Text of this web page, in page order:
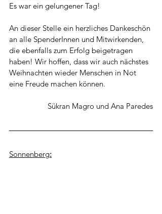
Es war ein gelungener Tag!
An dieser Stelle ein herzliches Dankeschön
an alle SpenderInnen und Mitwirkenden,
die ebenfalls zum Erfolg beigetragen
haben! Wir hoffen, dass wir auch nächstes
Weihnachten wieder Menschen in Not
eine Freude machen können.
Sükran Magro und Ana Paredes
Sonnenberg: